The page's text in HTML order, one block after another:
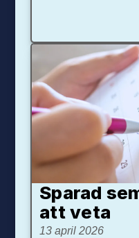
Sparad
att veta
13 april 2026